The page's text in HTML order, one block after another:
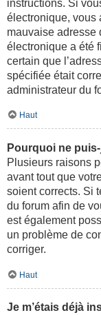
instructions. Si
électronique, vous
mauvaise adresse
électronique a été
certain que
spécifiée était
administrateur du
Haut
Pourquoi ne
Plusieurs raisons
avant tout que
soient corrects. Si
du forum afin de
est également
un problème de
corriger.
Haut
Je m’étais déjà